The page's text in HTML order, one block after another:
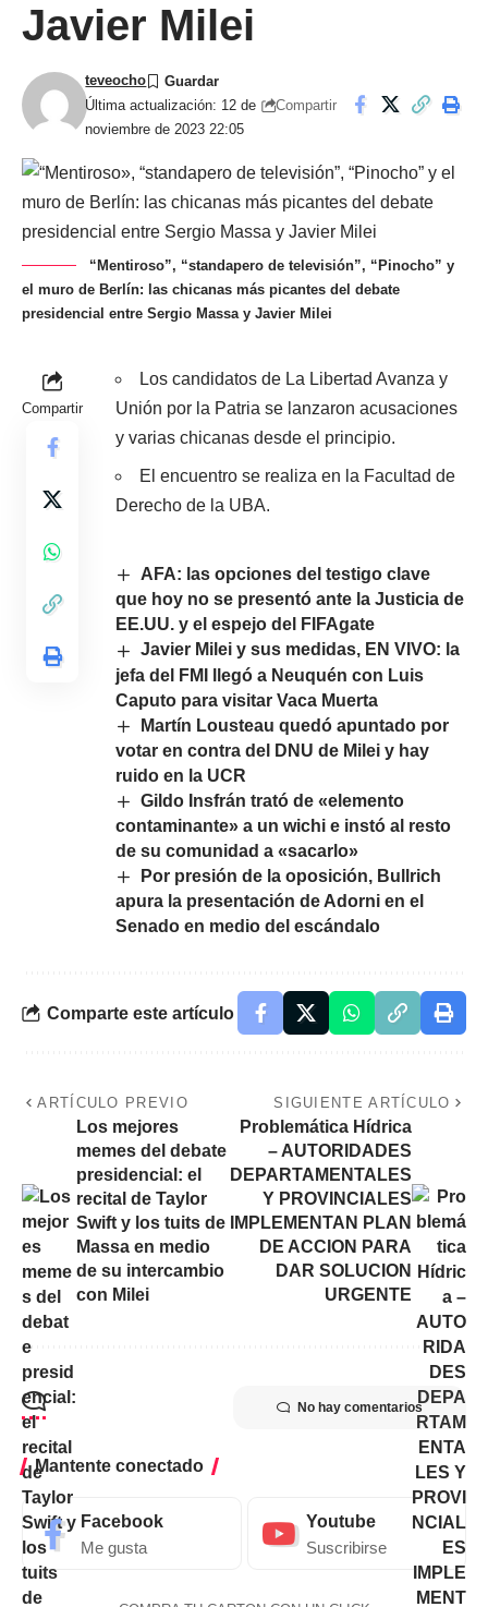
Javier Milei
Última actualización: 12 de
noviembre de 2023 22:05
teveocho
Compartir
“Mentiroso”, “standapero de televisión”, “Pinocho” y
el muro de Berlín: las chicanas más picantes del debate
presidencial entre Sergio Massa y Javier Milei
Compartir
Los candidatos de La Libertad Avanza y
Unión por la Patria se lanzaron acusaciones
y varias chicanas desde el principio.
El encuentro se realiza en la Facultad de
Derecho de la UBA.
AFA: las opciones del testigo clave
que hoy no se presentó ante la Justicia de
EE.UU. y el espejo del FIFAgate
Javier Milei y sus medidas, EN VIVO: la
jefa del FMI llegó a Neuquén con Luis
Caputo para visitar Vaca Muerta
Martín Lousteau quedó apuntado por
votar en contra del DNU de Milei y hay
ruido en la UCR
Gildo Insfrán trató de «elemento
contaminante» a un wichi e instó al resto
de su comunidad a «sacarlo»
Por presión de la oposición, Bullrich
apura la presentación de Adorni en el
Senado en medio del escándalo
Comparte este artículo
ARTÍCULO PREVIO
Los mejores
memes del debate
presidencial: el
recital de Taylor
Swift y los tuits de
Massa en medio
de su intercambio
con Milei
SIGUIENTE ARTÍCULO
Problemática Hídrica
– AUTORIDADES
DEPARTAMENTALES
Y PROVINCIALES
IMPLEMENTAN PLAN
DE ACCION PARA
DAR SOLUCION
URGENTE
No hay comentarios
Mantente conectado
Facebook
Me gusta
Youtube
Suscribirse